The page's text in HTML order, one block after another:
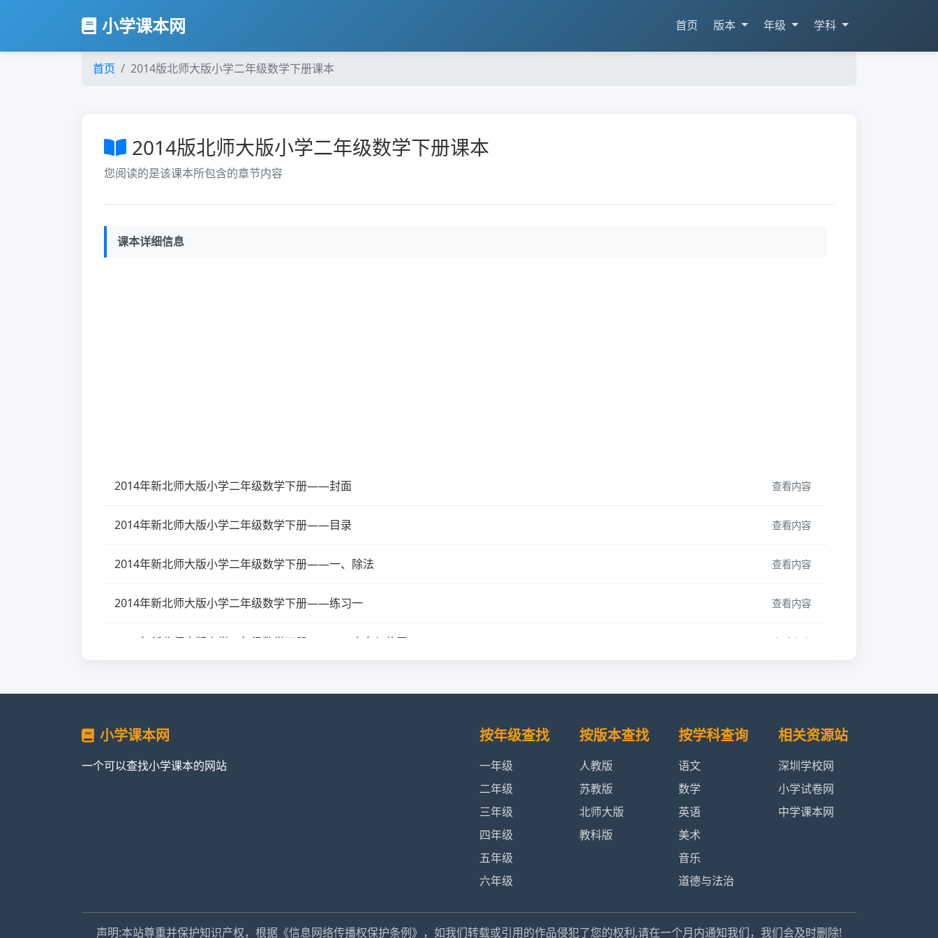
小学课本网 首页 版本 年级 学科
首页 2014版北师大版小学二年级数学下册课本
2014版北师大版小学二年级数学下册课本
您阅读的是该课本所包含的章节内容
课本详细信息
2014年新北师大版小学二年级数学下册——封面 查看内容
2014年新北师大版小学二年级数学下册——目录 查看内容
2014年新北师大版小学二年级数学下册——一、除法 查看内容
2014年新北师大版小学二年级数学下册——练习一 查看内容
2014年新北师大版小学二年级数学下册——二、方向与位置 查看内容
2014年新北师大版小学二年级数学下册——四、测量 查看内容
查看内容
2014年新北师大版小学二年级数学下册——练习四 查看内容
小学课本网
一个可以查找小学课本的网站
按年级查找
一年级
二年级
三年级
四年级
五年级
六年级
按版本查找
人教版
苏教版
北师大版
教科版
按学科查询
语文
数学
英语
美术
音乐
道德与法治
相关资源站
深圳学校网
小学试卷网
中学课本网
声明:本站尊重并保护知识产权，根据《信息网络传播权保护条例》，如我们转载或引用的作品侵犯了您的权利,请在一个月内通知我们，我们会及时删除!